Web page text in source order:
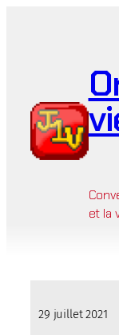
et la
29 juillet 2021